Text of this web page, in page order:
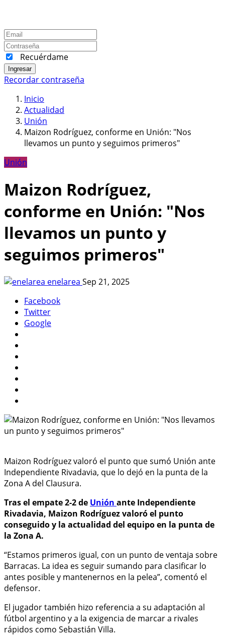
Recuérdame
Ingresar
Recordar contraseña
Inicio
Actualidad
Unión
Maizon Rodríguez, conforme en Unión: "Nos
llevamos un punto y seguimos primeros"
Unión
Maizon Rodríguez,
conforme en Unión: "Nos
llevamos un punto y
seguimos primeros"
enelarea Sep 21, 2025
Facebook
Twitter
Google
Maizon Rodríguez valoró el punto que sumó Unión ante
Independiente Rivadavia, que lo dejó en la punta de la
Zona A del Clausura.
Tras el empate 2-2 de Unión ante Independiente
Rivadavia, Maizon Rodríguez valoró el punto
conseguido y la actualidad del equipo en la punta de
la Zona A.
“Estamos primeros igual, con un punto de ventaja sobre
Barracas. La idea es seguir sumando para clasificar lo
antes posible y mantenernos en la pelea”, comentó el
defensor.
El jugador también hizo referencia a su adaptación al
fútbol argentino y a la exigencia de marcar a rivales
rápidos como Sebastián Villa.